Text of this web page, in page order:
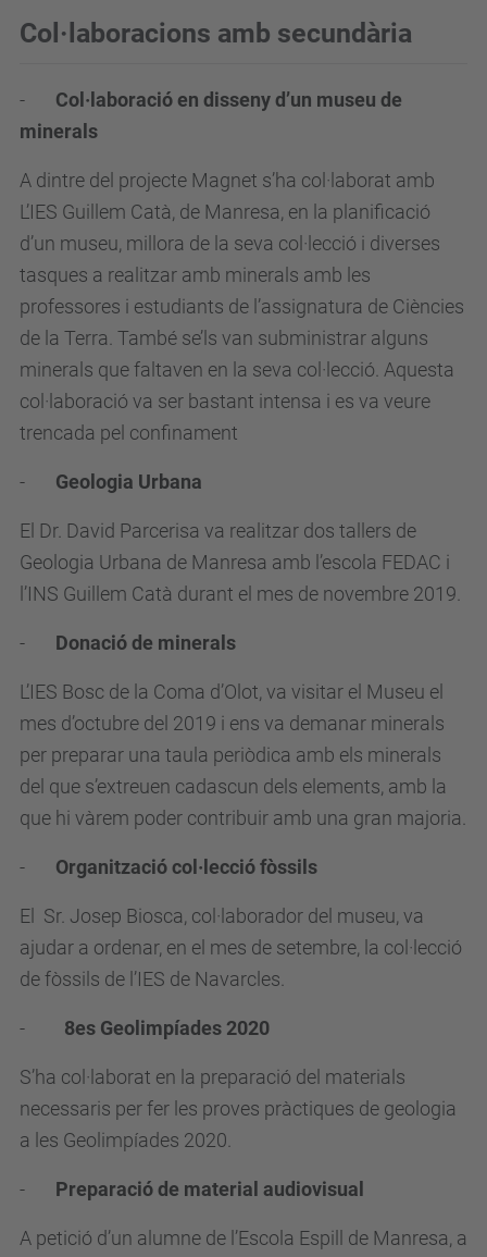
Col·laboracions amb secundària
- Col·laboració en disseny d’un museu de
minerals
A dintre del projecte Magnet s’ha col·laborat amb
L’IES Guillem Catà, de Manresa, en la planificació
d’un museu, millora de la seva col·lecció i diverses
tasques a realitzar amb minerals amb les
professores i estudiants de l’assignatura de Ciències
de la Terra. També se’ls van subministrar alguns
minerals que faltaven en la seva col·lecció. Aquesta
col·laboració va ser bastant intensa i es va veure
trencada pel confinament
- Geologia Urbana
El Dr. David Parcerisa va realitzar dos tallers de
Geologia Urbana de Manresa amb l’escola FEDAC i
l’INS Guillem Catà durant el mes de novembre 2019.
- Donació de minerals
L’IES Bosc de la Coma d’Olot, va visitar el Museu el
mes d’octubre del 2019 i ens va demanar minerals
per preparar una taula periòdica amb els minerals
del que s’extreuen cadascun dels elements, amb la
que hi vàrem poder contribuir amb una gran majoria.
- Organització col·lecció fòssils
El Sr. Josep Biosca, col·laborador del museu, va
ajudar a ordenar, en el mes de setembre, la col·lecció
de fòssils de l’IES de Navarcles.
- 8es Geolimpíades 2020
S’ha col·laborat en la preparació del materials
necessaris per fer les proves pràctiques de geologia
a les Geolimpíades 2020.
- Preparació de material audiovisual
A petició d’un alumne de l’Escola Espill de Manresa, a